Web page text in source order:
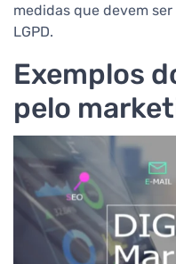
medidas que devem
LGPD.
Exemplos
pelo